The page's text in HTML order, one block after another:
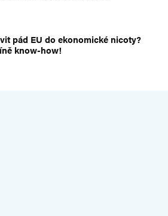
pád EU do ekonomické nicoty?
know-how!